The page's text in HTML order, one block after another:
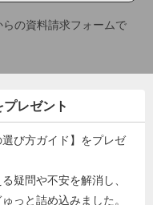
の資料請求フォームで
プレゼント
び方ガイド】をプレゼ
疑問や不安を解消し、
っと詰め込みました。